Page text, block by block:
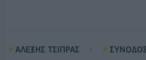
ΑΛΕΞΗΣ ΤΣΙΠΡΑΣ